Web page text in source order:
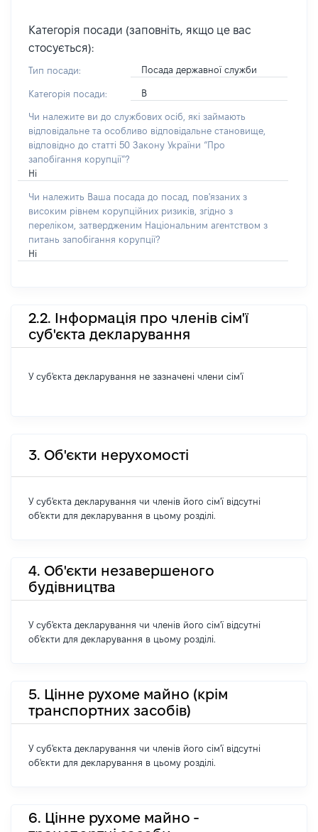
Категорія посади (заповніть, якщо це вас
стосується):
Тип посади: Посада державної служби
Категорія посади: В
Чи належите ви до службових осіб, які займають
відповідальне та особливо відповідальне становище,
відповідно до статті 50 Закону України “Про
запобігання корупції”?
Ні
Чи належить Ваша посада до посад, пов'язаних з
високим рівнем корупційних ризиків, згідно з
переліком, затвердженим Національним агентством з
питань запобігання корупції?
Ні
2.2. Інформація про членів сім'ї
суб'єкта декларування
У суб'єкта декларування не зазначені члени сім'ї
3. Об'єкти нерухомості
У суб'єкта декларування чи членів його сім'ї відсутні
об'єкти для декларування в цьому розділі.
4. Об'єкти незавершеного
будівництва
У суб'єкта декларування чи членів його сім'ї відсутні
об'єкти для декларування в цьому розділі.
5. Цінне рухоме майно (крім
транспортних засобів)
У суб'єкта декларування чи членів його сім'ї відсутні
об'єкти для декларування в цьому розділі.
6. Цінне рухоме майно -